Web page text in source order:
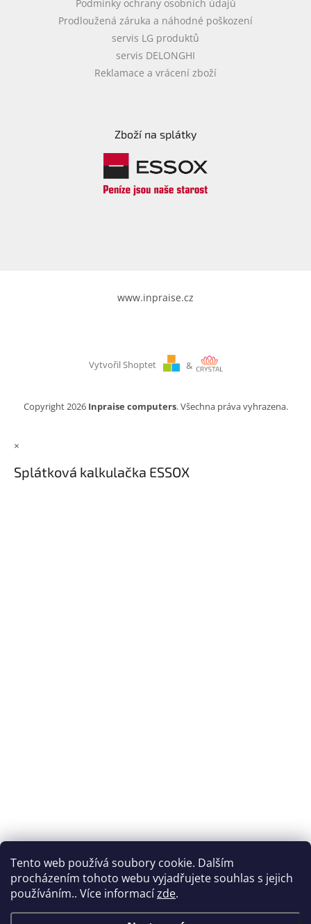
Tento web používá soubory cookie. Dalším
procházením tohoto webu vyjadřujete souhlas s jejich
používáním.. Více informacízde.
Podmínky ochrany osobních údajů
Prodloužená záruka a náhodné poškození
servis LG produktů
servis DELONGHI
Reklamace a vrácení zboží
Zboží na splátky
www.inpraise.cz
Vytvořil Shoptet &
Copyright 2026 Inpraise computers. Všechna práva vyhrazena.
×
Splátková kalkulačka ESSOX